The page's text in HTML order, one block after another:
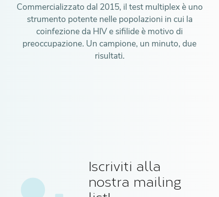
Commercializzato dal 2015, il test multiplex è uno
strumento potente nelle popolazioni in cui la
coinfezione da HIV e sifilide è motivo di
preoccupazione. Un campione, un minuto, due
risultati.
Iscriviti alla
nostra mailing